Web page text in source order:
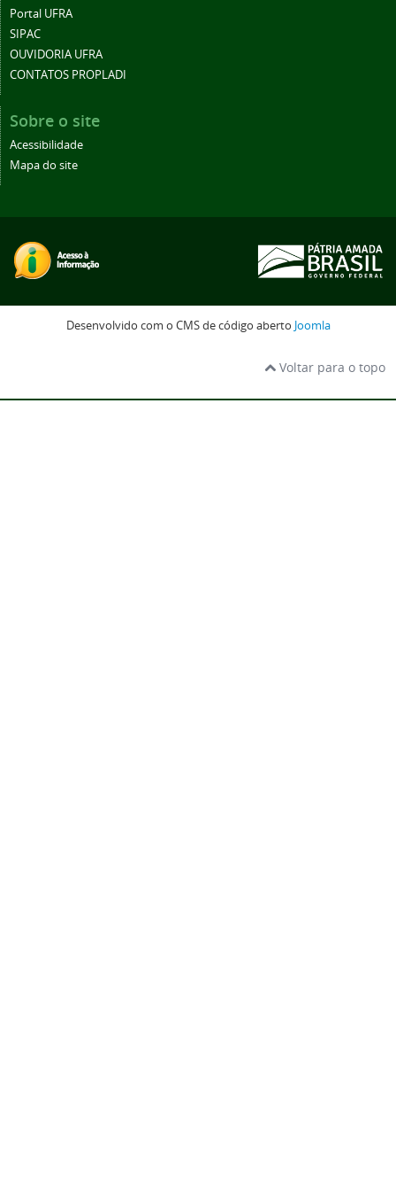
Portal UFRA
SIPAC
OUVIDORIA UFRA
CONTATOS PROPLADI
Sobre o site
Acessibilidade
Mapa do site
Desenvolvido com o CMS de código aberto Joomla
Voltar para o topo